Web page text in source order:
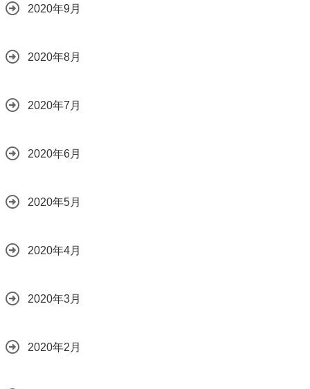
2020年9月
2020年8月
2020年7月
2020年6月
2020年5月
2020年4月
2020年3月
2020年2月